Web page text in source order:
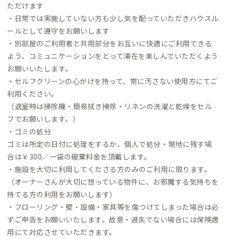
ただけます
・日常では実施していない方も少し気を配っていただきハウスル
ールとして遵守をお願いします
・別部屋のご利用者と共用部分をお互いに快適にご利用できる
よう、コミュニケーションをとって滞在を楽しんでいただくよう
お願いいたします。
・セルフクリーンの心がけを持って、常に汚さない使用方にてご
利用ください。
（退室時は掃除機・簡易拭き掃除・リネンの洗濯と乾燥をセル
フでお願いします。）
・ゴミの処分
ゴミは所定の日付に処理をするか、個人で処分・現地に残す場
合は￥300／一袋の破棄料金を頂戴します。
・施設を大切に利用してくださる方のみのご利用に限ります。
（オーナーさんが大切に想っている物件に、お邪魔する気持ちを
持てる方の利用をお願いします）
・フローリング・壁・設備・家具等を傷つけてしまった場合は必
ずご申告をお願いいたします。故意・過失でない場合には保険適
用にて対応させていただきます。